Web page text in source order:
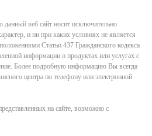
веб сайт носит исключительно
и ни при каких условиях не является
Статьи 437 Гражданского кодекса
информации о продуктах или услугах с
Более подробную информацию Вы всегда
центра по телефону или электронной
на сайте, возможно с